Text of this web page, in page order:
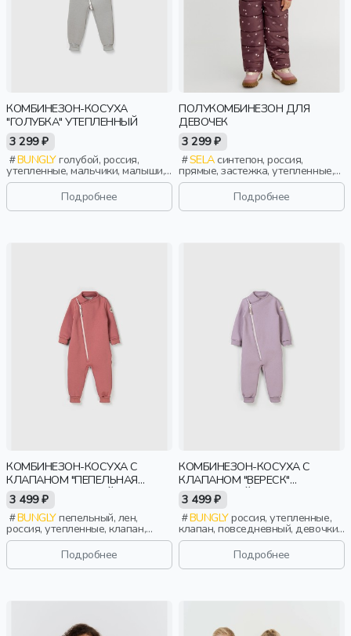
КОМБИНЕЗОН-КОСУХА
"ГОЛУБКА" УТЕПЛЕННЫЙ
3 299 ₽
BUNGLYголубой, россия,
утепленные, мальчики, малыши,
дошкольники, дети
Подробнее
ПОЛУКОМБИНЕЗОН ДЛЯ
ДЕВОЧЕК
3 299 ₽
SELAсинтепон, россия,
прямые, застежка, утепленные,
стеганые, принт, непромокаемые,
пояс, эластичные, девочки, дети
Подробнее
КОМБИНЕЗОН-КОСУХА С
КЛАПАНОМ "ПЕПЕЛЬНАЯ
РОЗА" УТЕПЛЕННЫЙ
3 499 ₽
BUNGLYпепельный, лен,
россия, утепленные, клапан,
девочки, малыши, дошкольники,
Подробнее
КОМБИНЕЗОН-КОСУХА С
КЛАПАНОМ "ВЕРЕСК"
УТЕПЛЕННЫЙ
3 499 ₽
BUNGLYроссия, утепленные,
клапан, повседневный, девочки,
малыши, дошкольники, дети
Подробнее